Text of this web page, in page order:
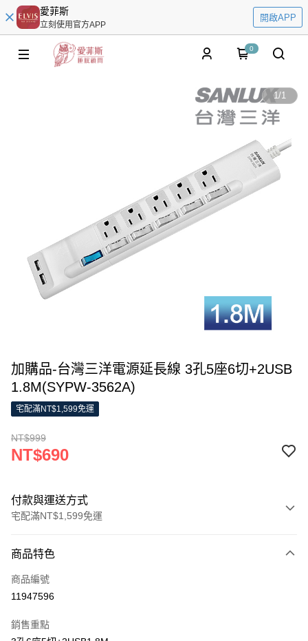
愛菲斯
立刻使用官方APP
開啟APP
0
1/1
加購品-台灣三洋電源延長線 3孔5座6切+2USB
1.8M(SYPW-3562A)
宅配滿NT$1,599免運
NT$999
NT$690
付款與運送方式
宅配滿NT$1,599免運
信用卡一次付款
LINE Pay
街口支付
商品特色
商品編號
11947596
銷售重點